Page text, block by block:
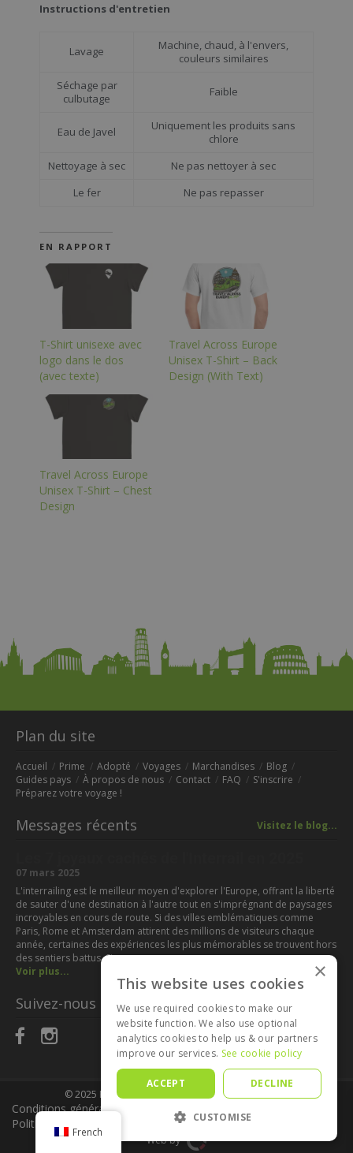
Instructions d'entretien
Lavage
Machine, chaud, à l'envers,
couleurs similaires
Séchage par
culbutage
Faible
Eau de Javel
Uniquement les produits sans
chlore
Nettoyage à sec
Ne pas nettoyer à sec
Le fer
Ne pas repasser
EN RAPPORT
T-Shirt unisexe avec
logo dans le dos
(avec texte)
Travel Across Europe
Unisex T-Shirt – Back
Design (With Text)
Travel Across Europe
Unisex T-Shirt – Chest
Design
Plan du site
Accueil Prime Adopté Voyages Marchandises
Blog
Guides pays
À propos de nous Contact FAQ
S'inscrire
Préparez votre voyage !
Messages récents Visitez le blog...
07 mars 2025
L'interrailing est le meilleur moyen d'explorer l'Europe, offrant la liberté
de sauter d'une destination à l'autre tout en s'imprégnant de paysages
incroyables en cours de route. Si des villes emblématiques comme
Paris, Rome et Amsterdam attirent des millions de visiteurs chaque
année, certaines des expériences les plus mémorables se trouvent hors
des sentiers battus. Si vous...
Voir plus...
Suivez-nous sur :
© 2025 Planificateur Interrail Tous droits réservés.
Conditions générales d'utilisation|
Politique en matière de cookies
Web by
French
×
This website uses cookies
We use required cookies to make our
website function. We also use optional
analytics cookies to help us & our partners
improve our services. See cookie policy
ACCEPT DECLINE
CUSTOMISE